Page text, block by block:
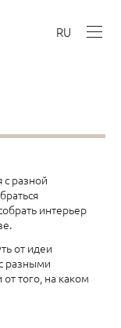
RU
разной
интерьер
от идеи
разными
того, на каком